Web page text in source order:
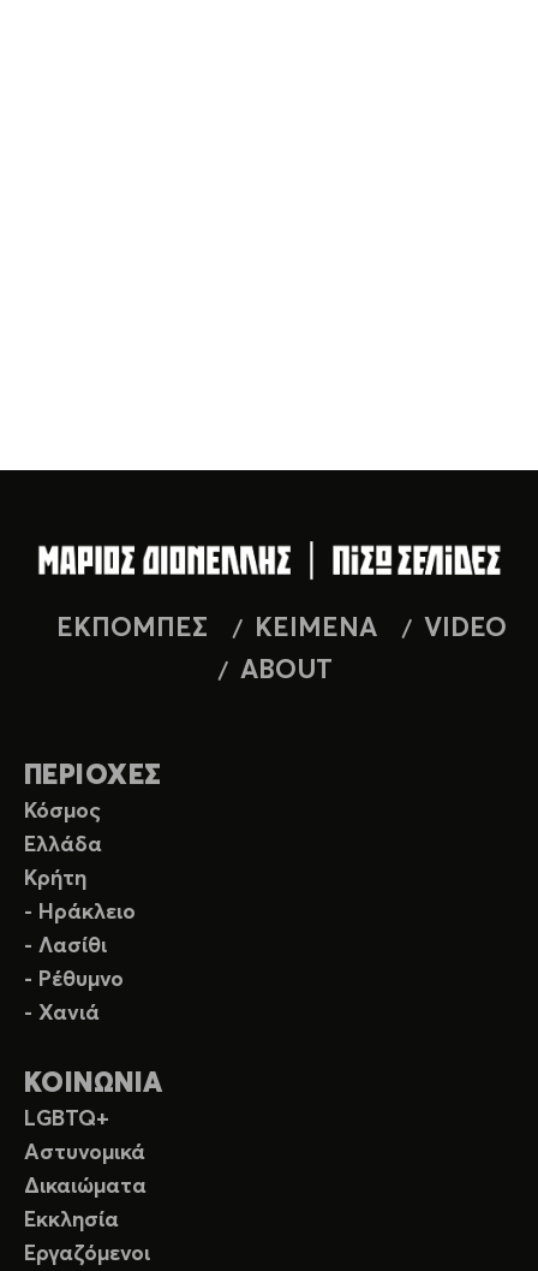
ΕΚΠΟΜΠΕΣ ΚΕΙΜΕΝΑ
VIDEO
ABOUT
ΠΕΡΙΟΧΕΣ
Κόσμος
Ελλάδα
Κρήτη
- Ηράκλειο
- Λασίθι
- Ρέθυμνο
- Χανιά
ΚΟΙΝΩΝΙΑ
LGBTQ+
Αστυνομικά
Δικαιώματα
Εκκλησία
Εργαζόμενοι